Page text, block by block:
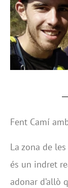
Fent Camí
La zona de
és un indret
adonar d’allò